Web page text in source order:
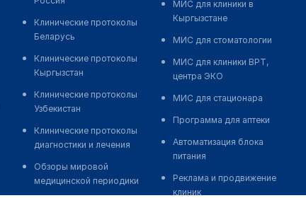
Клинические протоколы
Беларусь
Клинические протоколы
Кыргызстан
Клинические протоколы
Узбекистан
Клинические протоколы
диагностики и лечения
Обзоры мировой
медицинской периодики
МИС для клиники в
Кыргызстане
МИС для стоматологии
МИС для клиники ВРТ,
центра ЭКО
МИС для стационара
Программа для аптеки
Автоматизация блока
питания
Реклама и продвижение
клиник